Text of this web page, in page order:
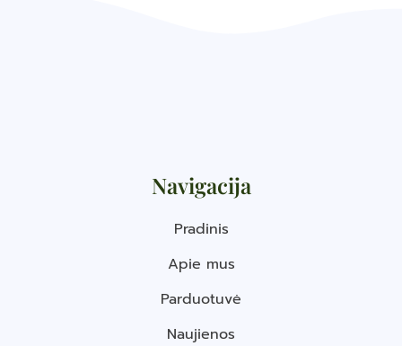
Navigacija
Pradinis
Apie mus
Parduotuvė
Naujienos